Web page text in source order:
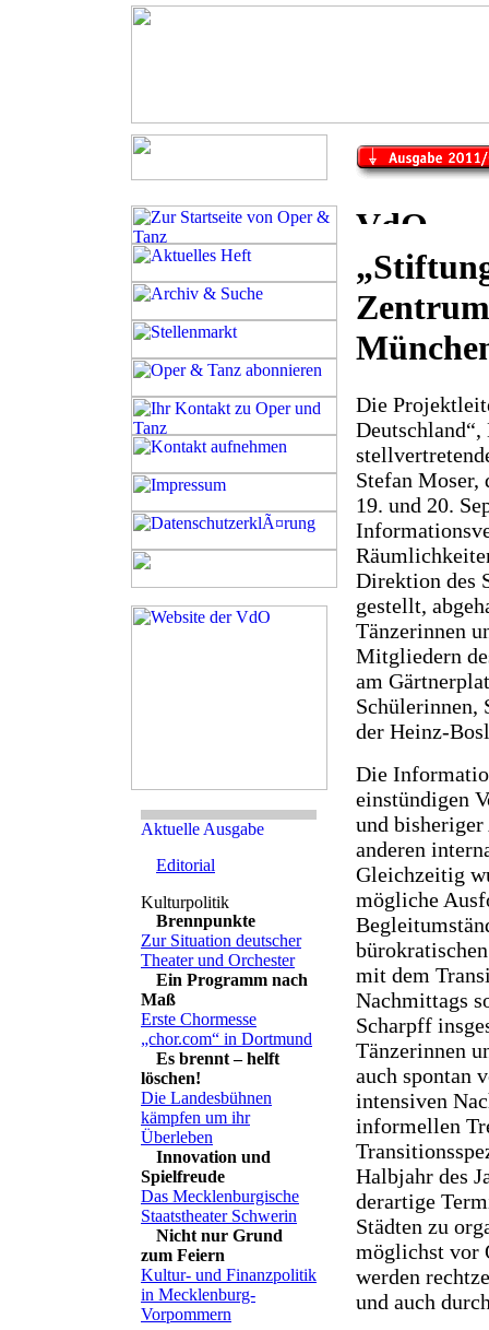
Editorial
Brennpunkte
Zur Situation deutscher
Theater und Orchester
Ein Programm nach
Maß
Erste Chormesse
„chor.com“ in Dortmund
Es brennt – helft
löschen!
Die Landesbühnen
kämpfen um ihr
Überleben
Innovation und
Spielfreude
Das Mecklenburgische
Staatstheater Schwerin
Nicht nur Grund
zum Feiern
Kultur- und Finanzpolitik
in Mecklenburg-
Vorpommern
Die
Stefan Moser,
19. und 20.
Direktion des
gestellt,
Tänzerinnen
Mitgliedern
am
Schülerinnen,
der Heinz-
Die
einstündigen
und
anderen
Gleichzeitig
mögliche
mit dem
Nachmittags
Scharpff
Tänzerinnen
auch spontan
intensiven
informellen
Halbjahr des
derartige
Städten zu
möglichst vor
werden
und auch